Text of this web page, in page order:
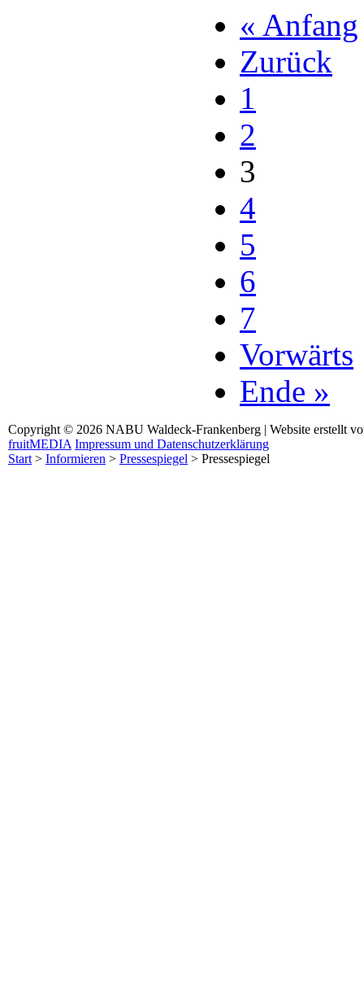
« Anfang
Zurück
1
2
3
4
5
6
7
Vorwärts
Ende »
Copyright © 2026 NABU Waldeck-Frankenberg | Website erstellt
fruitMEDIA Impressum und Datenschutzerklärung
Start> Informieren > Pressespiegel > Pressespiegel